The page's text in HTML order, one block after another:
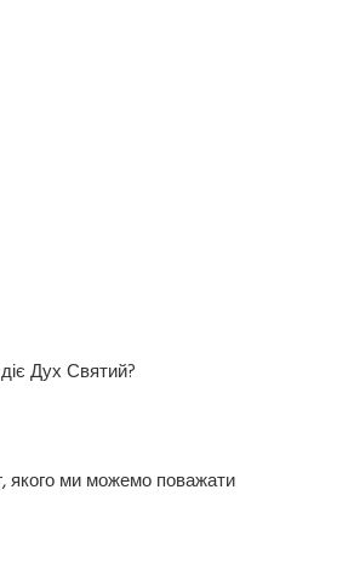
Дух Святий?
якого ми можемо поважати